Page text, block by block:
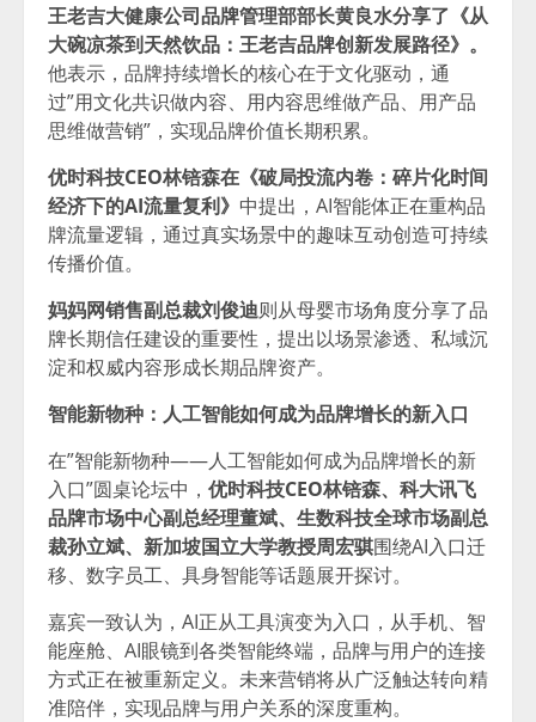
王老吉大健康公司品牌管理部部长黄良水分享了《从
大碗凉茶到天然饮品：王老吉品牌创新发展路径》。
他表示，品牌持续增长的核心在于文化驱动，通
过”用文化共识做内容、用内容思维做产品、用产品
思维做营销”，实现品牌价值长期积累。
优时科技CEO林锫森在《破局投流内卷：碎片化时间
经济下的AI流量复利》 中提出，AI智能体正在重构品
牌流量逻辑，通过真实场景中的趣味互动创造可持续
传播价值。
妈妈网销售副总裁刘俊迪则从母婴市场角度分享了品
牌长期信任建设的重要性，提出以场景渗透、私域沉
淀和权威内容形成长期品牌资产。
智能新物种：人工智能如何成为品牌增长的新入口
在”智能新物种——人工智能如何成为品牌增长的新
入口”圆桌论坛中， 优时科技CEO林锫森、科大讯飞
品牌市场中心副总经理董斌、生数科技全球市场副总
裁孙立斌、新加坡国立大学教授周宏骐围绕AI入口迁
移、数字员工、具身智能等话题展开探讨。
嘉宾一致认为，AI正从工具演变为入口，从手机、智
能座舱、AI眼镜到各类智能终端，品牌与用户的连接
方式正在被重新定义。未来营销将从广泛触达转向精
准陪伴，实现品牌与用户关系的深度重构。